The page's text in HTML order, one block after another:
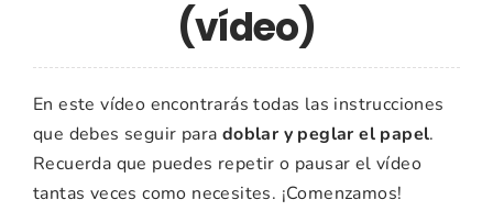
(vídeo)
En este vídeo encontrarás todas las instrucciones
que debes seguir para doblar y peglar el papel.
Recuerda que puedes repetir o pausar el vídeo
tantas veces como necesites. ¡Comenzamos!